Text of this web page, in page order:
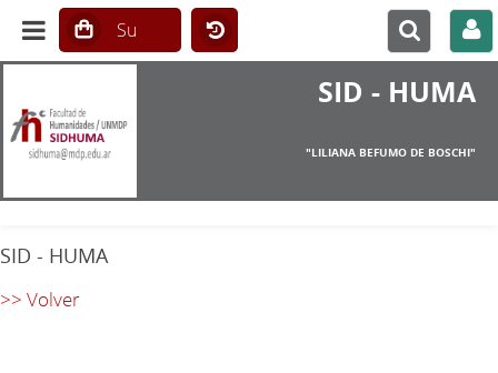
SID - HUMA
"LILIANA BEFUMO DE BOSCHI"
SID - HUMA
>> Volver